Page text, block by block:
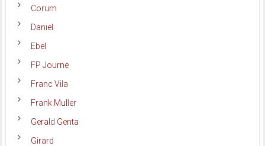
Corum
Daniel
Ebel
FP Journe
Franc Vila
Frank Muller
Gerald Genta
Girard